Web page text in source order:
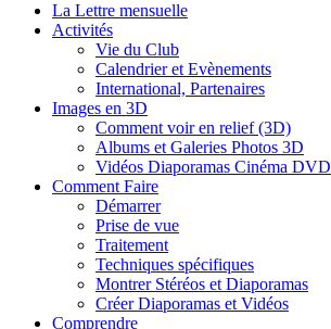
La Lettre mensuelle
Activités
Vie du Club
Calendrier et Evènements
International, Partenaires
Images en 3D
Comment voir en relief (3D)
Albums et Galeries Photos 3D
Vidéos Diaporamas Cinéma DVD
Comment Faire
Démarrer
Prise de vue
Traitement
Techniques spécifiques
Montrer Stéréos et Diaporamas
Créer Diaporamas et Vidéos
Comprendre